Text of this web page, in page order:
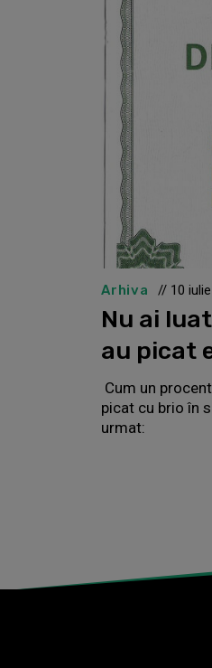
Arhiva // 10
Nu ai
au picat
Cum un
picat cu brio în
urmat: